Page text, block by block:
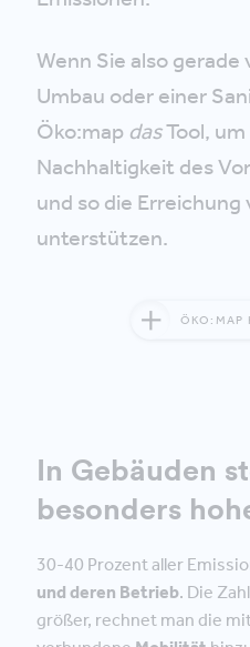
Wenn Sie also
Umbau oder einer
Öko:map dasTool, um
Nachhaltigkeit des
und so die Erreichung
unterstützen.
ÖKO:MAP
In Gebäuden
besonders
30-40 Prozent aller
und deren Betrieb. Die
größer, rechnet man die